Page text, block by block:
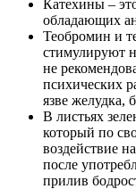
Катехины –
обладающих
Теобромин и
стимулируют
не
психических
язве желудка,
В листьях
который по
воздействие
после
прилив